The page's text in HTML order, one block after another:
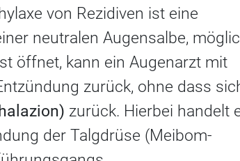
von Rezidiven ist eine
neutralen Augensalbe,
öffnet, kann ein Augenarzt mit
zurück, ohne dass
zurück. Hierbei handelt
der Talgdrüse (Meibom-